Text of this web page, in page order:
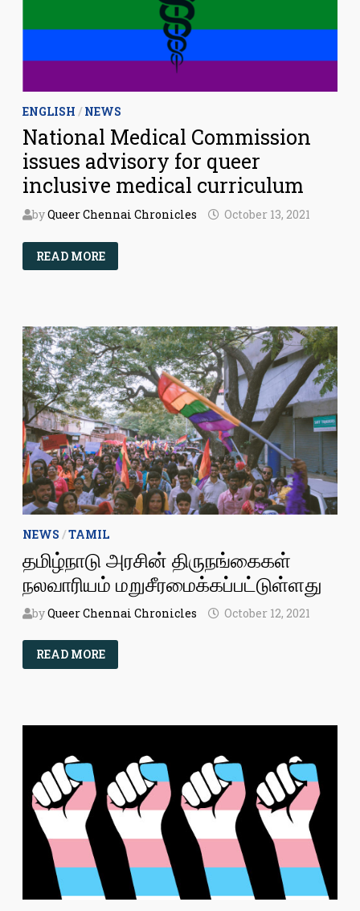
ENGLISH /NEWS
National Medical Commission
issues advisory for queer
inclusive medical curriculum
byQueer Chennai Chronicles October 13, 2021
NATIONAL
MEDICAL
COMMISSION
INCLUSIVE
MEDICAL
CURRICULUM
READ MORE
NEWS /TAMIL
தமிழ்நாடு அரசின் திருநங்கைகள்
நலவாரியம் மறுசீரமைக்கப்பட்டுள்ளது
byQueer Chennai Chronicles October 12, 2021
தமிழ்நாடு
அரசின்
திருநங்கைகள்
READ MORE